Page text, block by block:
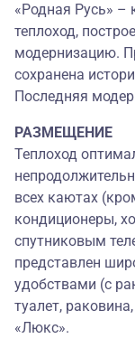
«Родная Русь» –
теплоход,
модернизацию.
сохранена
Последняя
РАЗМЕЩЕНИЕ
Теплоход
всех каютах
кондиционеры,
спутниковым
представлен
удобствами (с
туалет,
«Люкс».